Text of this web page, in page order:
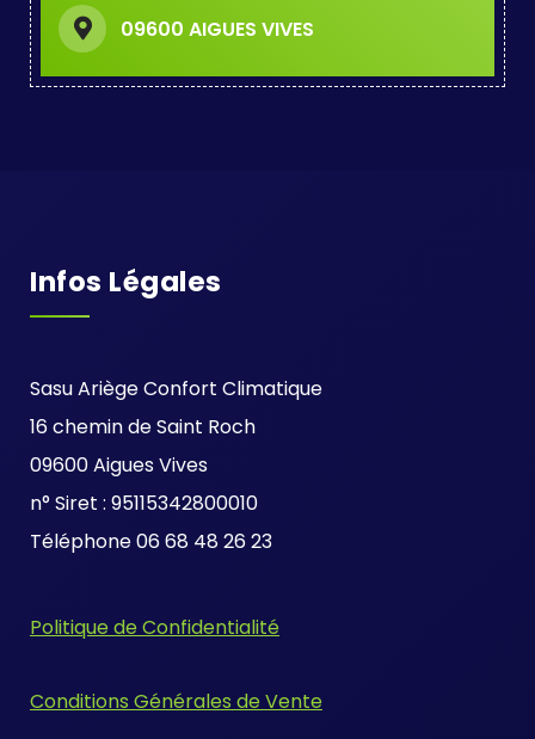
09600 AIGUES VIVES
Infos Légales
Sasu Ariège Confort Climatique
16 chemin de Saint Roch
09600 Aigues Vives
n° Siret : 95115342800010
Téléphone 06 68 48 26 23
Politique de Confidentialité
Conditions Générales de Vente